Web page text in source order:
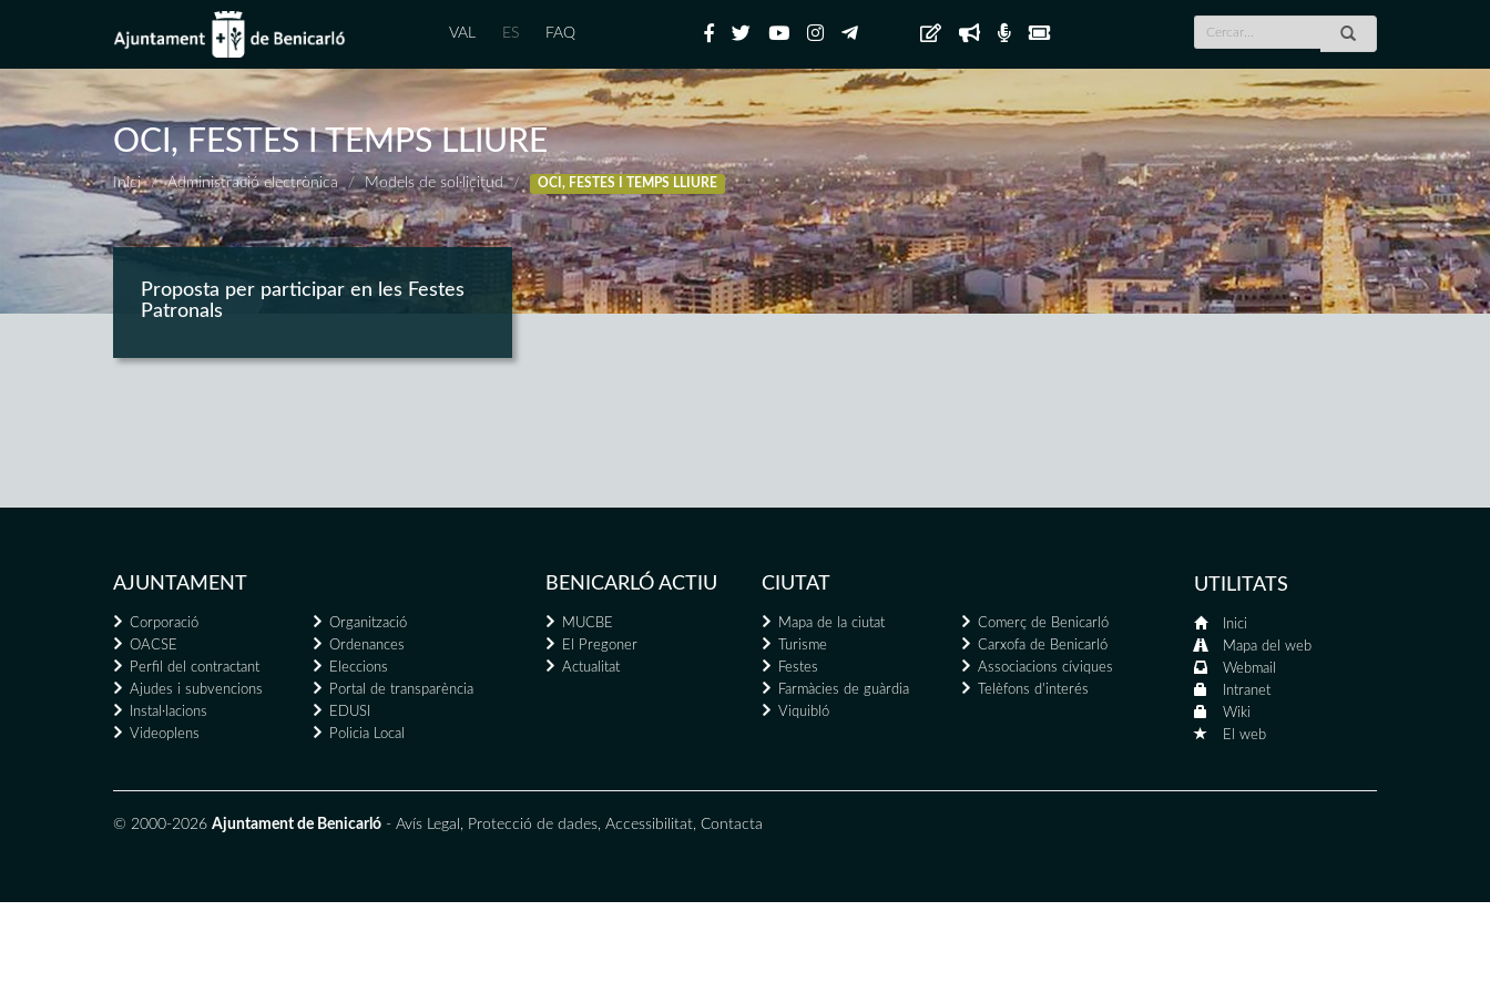
VAL ES FAQ
OCI, FESTES I TEMPS LLIURE
Inici Administració electrònica Models de sol·licitud OCI, FESTES I TEMPS LLIURE
Proposta per participar en les Festes
Patronals
AJUNTAMENT
Corporació
Organització
OACSE
Ordenances
Perfil del contractant
Eleccions
Ajudes i subvencions
Portal de transparència
Instal·lacions
EDUSI
Videoplens
Policia Local
BENICARLÓ ACTIU
MUCBE
El Pregoner
Actualitat
CIUTAT
Mapa de la ciutat
Comerç de Benicarló
Turisme
Carxofa de Benicarló
Festes
Associacions cíviques
Farmàcies de guàrdia
Telèfons d'interés
Viquibló
UTILITATS
Inici
Mapa del web
Webmail
Intranet
Wiki
El web
© 2000-2026 Ajuntament de Benicarló - Avís Legal , Protecció de dades, Accessibilitat, Contacta